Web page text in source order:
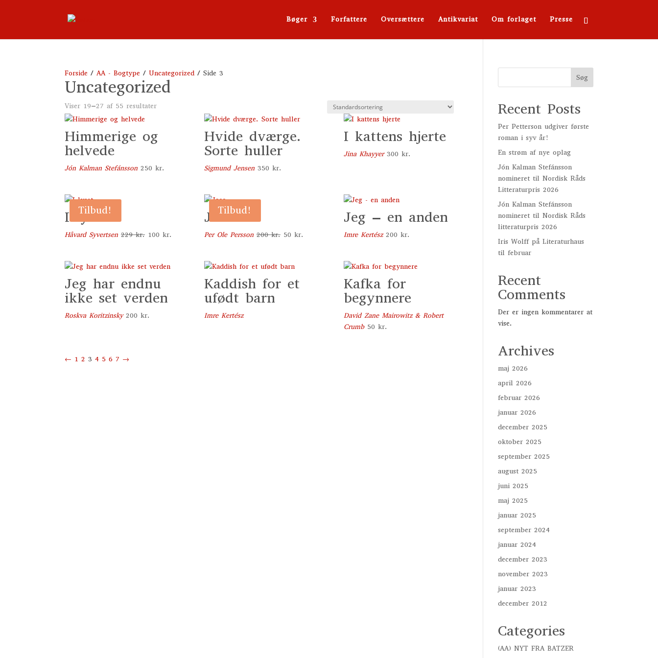
Bøger Forfattere Oversættere Antikvariat Om forlaget Presse
Forside / AA - Bogtype / Uncategorized / Side 3
Uncategorized
Viser 19–27 af 55 resultater
Himmerige og
helvede
Jón Kalman Stefánsson 250 kr.
Hvide dværge.
Sorte huller
Sigmund Jensen 350 kr.
I kattens hjerte
Jina Khayyer 300 kr.
Tilbud!
I lyset
Håvard Syvertsen 229kr. Den
var:
229 kr..
100 kr.
Tilbud!
Jaco
Per Ole Persson 200kr. Den
var:
200 kr..
50 kr.
Jeg – en anden
Imre Kertész 200 kr.
Jeg har endnu
ikke set verden
Roskva Koritzinsky 200 kr.
Kaddish for et
ufødt barn
Imre Kertész
Kafka for
begynnere
David Zane Mairowitz & Robert
Crumb 50 kr.
← 1 2 3 4 5 6 7 →
Søg
Recent Posts
Per Petterson udgiver første
roman i syv år!
En strøm af nye oplag
Jón Kalman Stefánsson
nomineret til Nordisk Råds
Litteraturpris 2026
Jón Kalman Stefánsson
nomineret til Nordisk Råds
litteraturpris 2026
Iris Wolff på Literaturhaus
til februar
Recent
Comments
Der er ingen kommentarer at
vise.
Archives
maj 2026
april 2026
februar 2026
januar 2026
december 2025
oktober 2025
september 2025
august 2025
juni 2025
maj 2025
januar 2025
september 2024
januar 2024
december 2023
november 2023
januar 2023
december 2012
Categories
(AA) NYT FRA BATZER